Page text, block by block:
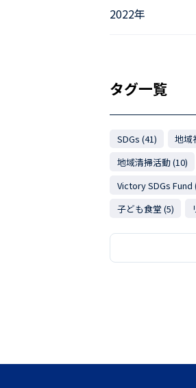
2022年
タグ一覧
SDGs (41) 地域
地域清掃活動 (10)
Victory SDGs Fund
子ども食堂 (5)